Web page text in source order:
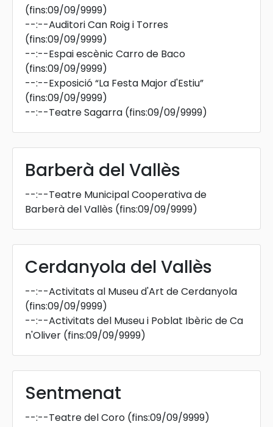
(fins:09/09/9999)
--:--Auditori Can Roig i Torres
(fins:09/09/9999)
--:--Espai escènic Carro de Baco
(fins:09/09/9999)
--:--Exposició “La Festa Major d'Estiu”
(fins:09/09/9999)
--:--Teatre Sagarra (fins:09/09/9999)
Barberà del Vallès
--:--Teatre Municipal Cooperativa de
Barberà del Vallès (fins:09/09/9999)
Cerdanyola del Vallès
--:--Activitats al Museu d'Art de Cerdanyola
(fins:09/09/9999)
--:--Activitats del Museu i Poblat Ibèric de Ca
n'Oliver (fins:09/09/9999)
Sentmenat
--:--Teatre del Coro (fins:09/09/9999)